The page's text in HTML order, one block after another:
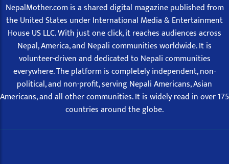
NepalMother.com is a shared digital magazine published from
the United States under International Media & Entertainment
House US LLC. With just one click, it reaches audiences across
Nepal, America, and Nepali communities worldwide. It is
volunteer-driven and dedicated to Nepali communities
everywhere. The platform is completely independent, non-
political, and non-profit, serving Nepali Americans, Asian
Americans, and all other communities. It is widely read in over 175
countries around the globe.